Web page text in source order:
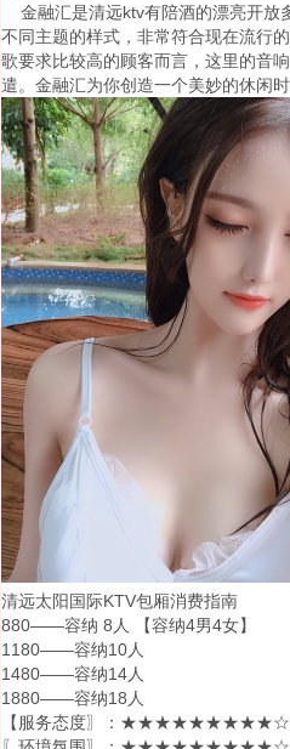
金融汇是清远ktv有陪酒的漂亮开放
不同主题的样式，非常符合现在流行
歌要求比较高的顾客而言，这里的音
遣。金融汇为你创造一个美妙的休闲
清远太阳国际KTV包厢消费指南
880——容纳 8人 【容纳4男4女】
1180——容纳10人
1480——容纳14人
1880——容纳18人
【服务态度〗：★★★★★★★★★☆